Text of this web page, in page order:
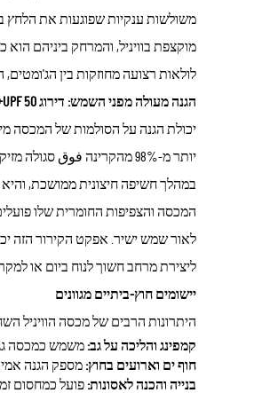
משולשות ענקיות שפוגעות את הלחץ
מוקצפת בוויניל, והמרחק ביניהם
לולאות רצועה מחוזקות בין
הגנה מעולה מפני השמש: דירוג UPF 50+
יותר מ-98% מהקרינה فوق
במהלך חשיפה חיצונית ממושכת,
לאור שמש ישיר. אפקט הקירור הזה
ליצירת מרחב חשוך לנוח ביום או
יישומים חוץ-ביתיים מגוונים
היתרונות הרבים של מכסה הוויניל
קמפינג והליכה על גב: משמש כמכסה
חוף ים וארועים בחוץ: מספק הגנה
בנייה והכנה לאסונות: פועל כמחסום